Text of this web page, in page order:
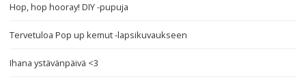
Hop, hop hooray! DIY -pupuja
Tervetuloa Pop up kemut -lapsikuvaukseen
Ihana ystävänpäivä <3